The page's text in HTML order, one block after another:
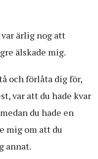
ärlig nog att
älskade mig.
och förlåta dig för,
var att du hade kvar
du hade en
mig om att du
annat.